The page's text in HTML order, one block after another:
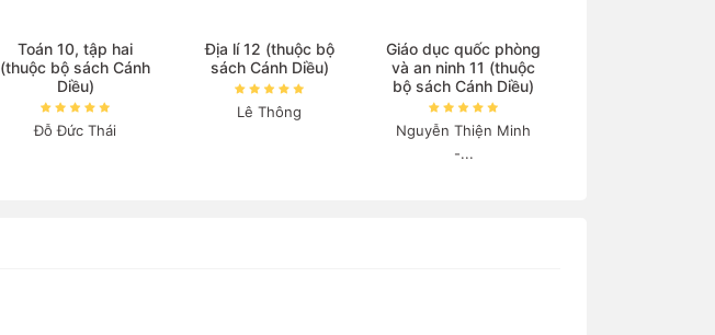
Toán 10, tập hai
(thuộc bộ sách Cánh
Diều)
Đỗ Đức Thái
Địa lí 12 (thuộc bộ
sách Cánh Diều)
Lê Thông
Giáo dục quốc phòng
và an ninh 11 (thuộc
bộ sách Cánh Diều)
Nguyễn Thiện Minh
-...